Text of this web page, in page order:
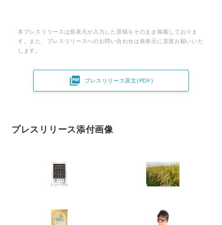
本プレスリリースは発表元が入力した原稿をそのまま掲載しておりま
す。また、プレスリリースへのお問い合わせは発表元に直接お願いいた
します。
 プレスリリース原文(PDF)
プレスリリース添付画像